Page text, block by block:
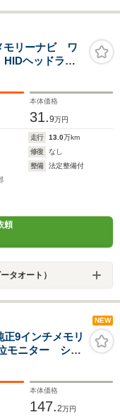
リーナビ ワ
ヘッドライ
正15インチ
本体価格
31.9万円
走行 13.0万km
修復
なし
整備
法定整備付
頼
タオート）
NEW
9インチメモリ
モニター シー
ートキー プ
ーナーセンサ
本体価格
147.2万円